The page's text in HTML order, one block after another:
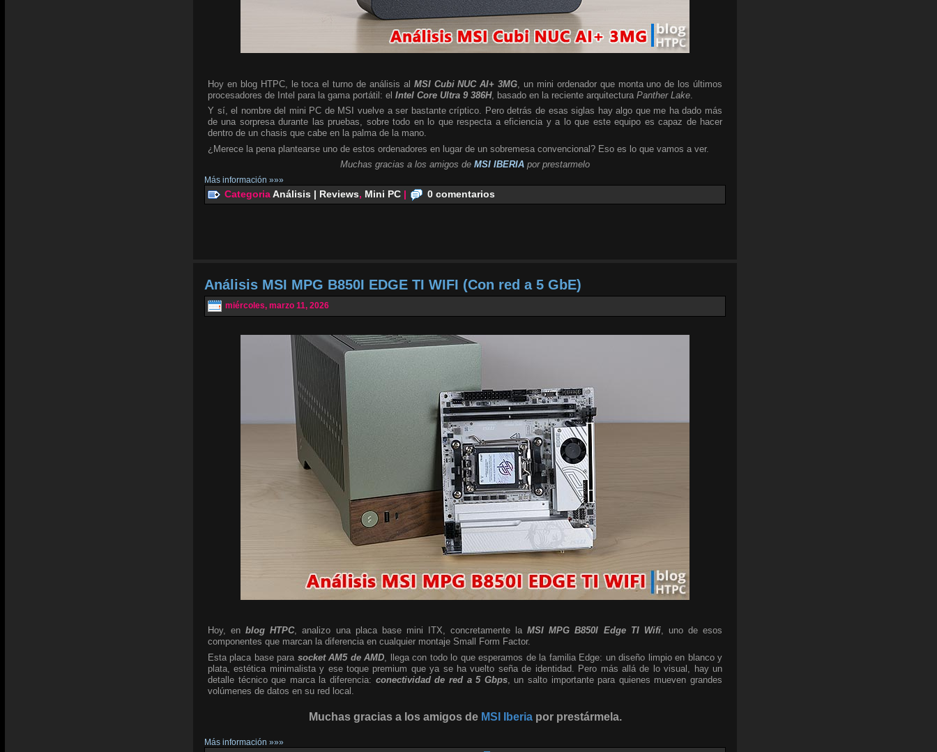
Hoy en blog HTPC, le toca el turno de análisis al MSI Cubi NUC AI+ 3MG , un mini ordenador que monta uno de los últimos
procesadores de Intel para la gama portátil: el Intel Core Ultra 9 386H, basado en la reciente arquitectura Panther Lake
Y sí, el nombre del mini PC de MSI vuelve a ser bastante críptico. Pero detrás de esas siglas hay algo que me ha dado más
de una sorpresa durante las pruebas, sobre todo en lo que respecta a eficiencia y a lo que este equipo es capaz de hacer
dentro de un chasis que cabe en la palma de la mano.
¿Merece la pena plantearse uno de estos ordenadores en lugar de un sobremesa convencional? Eso es lo que vamos a ver.
Muchas gracias a los amigos de MSI IBERIA por prestarmelo
Más información »»»
CategoriaAnálisis | Reviews, Mini PC | 0 comentarios
Análisis MSI MPG B850I EDGE TI WIFI (Con red a 5 GbE)
miércoles, marzo 11, 2026
Hoy, enblog HTPC, analizo una placa base mini ITX, concretamente laMSI MPG B850I Edge TI Wifi, uno de esos
componentes que marcan la diferencia en cualquier montaje Small Form Factor.
Esta placa base para socket AM5 de AMD , llega con todo lo que esperamos de la familia Edge: un diseño limpio en blanco y
plata, estética minimalista y ese toque premium que ya se ha vuelto seña de identidad. Pero más allá de lo visual, hay un
detalle técnico que marca la diferencia: conectividad de red a 5 Gbps, un salto importante para quienes mueven grandes
volúmenes de datos en su red local.
Muchas gracias a los amigos de MSI Iberiapor prestármela.
Más información »»»